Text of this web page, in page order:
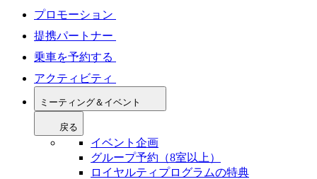
プロモーション
提携パートナー
乗車を予約する
アクティビティ
ミーティング＆イベント
戻る
イベント企画
グループ予約（8室以上）
ロイヤルティプログラムの特典